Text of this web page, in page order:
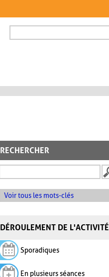
FORMULAIRE DE
RECHERCHER
Voir tous les mots-clés
DÉROULEMENT DE L'ACTIVITÉ
Sporadiques
En plusieurs séances